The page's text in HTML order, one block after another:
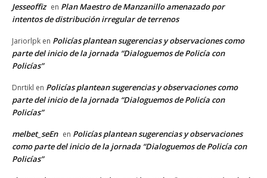
Jesseoffiz en Plan Maestro de Manzanillo amenazado por
intentos de distribución irregular de terrenos
Jariorlpk en Policías plantean sugerencias y observaciones como
parte del inicio de la jornada “Dialoguemos de Policía con
Policías”
Dnrtikl en Policías plantean sugerencias y observaciones como
parte del inicio de la jornada “Dialoguemos de Policía con
Policías”
melbet_seEn en Policías plantean sugerencias y observaciones
como parte del inicio de la jornada “Dialoguemos de Policía con
Policías”